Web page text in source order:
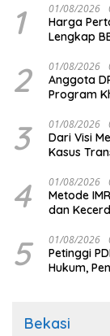
1 01/08/2026
Harga
Lengkap
2 01/08/2026
Anggota
Program
3 01/08/2026
Dari Visi
Kasus
4 01/08/2026
Metode
dan
5 01/08/2026
Petinggi
Hukum,
Bekasi